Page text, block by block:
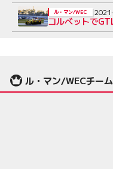
コルベットで
ル・マン/WEC
ル・マン/WECチー